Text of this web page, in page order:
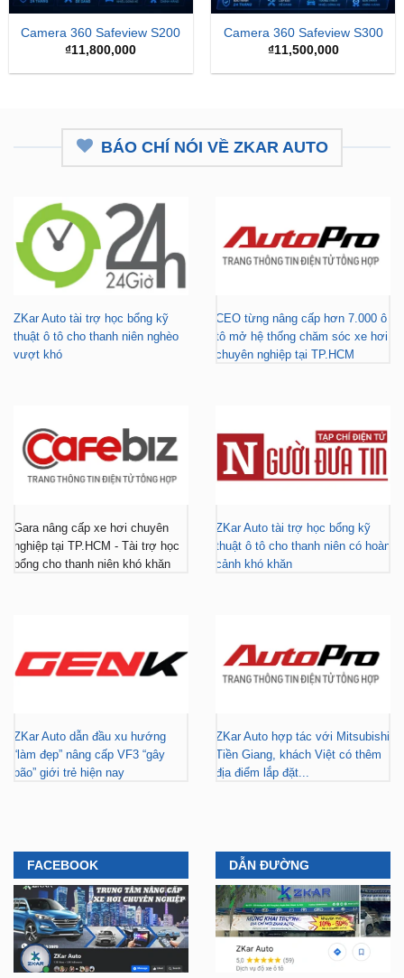
Camera 360 Safeview S200
₫11,800,000
Camera 360 Safeview S300
₫11,500,000
BÁO CHÍ NÓI VỀ ZKAR AUTO
ZKar Auto tài trợ học bổng kỹ
thuật ô tô cho thanh niên nghèo
vượt khó
CEO từng nâng cấp hơn 7.000 ô
tô mở hệ thống chăm sóc xe hơi
chuyên nghiệp tại TP.HCM
Gara nâng cấp xe hơi chuyên
nghiệp tại TP.HCM - Tài trợ học
bổng cho thanh niên khó khăn
ZKar Auto tài trợ học bổng kỹ
thuật ô tô cho thanh niên có hoàn
cảnh khó khăn
ZKar Auto dẫn đầu xu hướng
“làm đẹp” nâng cấp VF3 “gây
bão” giới trẻ hiện nay
ZKar Auto hợp tác với Mitsubishi
Tiền Giang, khách Việt có thêm
địa điểm lắp đặt...
FACEBOOK DẪN ĐƯỜNG